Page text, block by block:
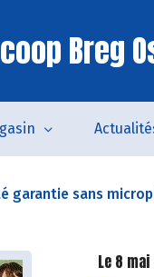
Breg
garantie sans
Le 8